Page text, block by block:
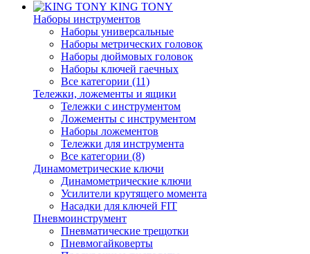
KING TONY
Наборы инструментов
Наборы универсальные
Наборы метрических головок
Наборы дюймовых головок
Наборы ключей гаечных
Все категории (11)
Тележки, ложементы и ящики
Тележки с инструментом
Ложементы с инструментом
Наборы ложементов
Тележки для инструмента
Все категории (8)
Динамометрические ключи
Динамометрические ключи
Усилители крутящего момента
Насадки для ключей FIT
Пневмоинструмент
Пневматические трещотки
Пневмогайковерты